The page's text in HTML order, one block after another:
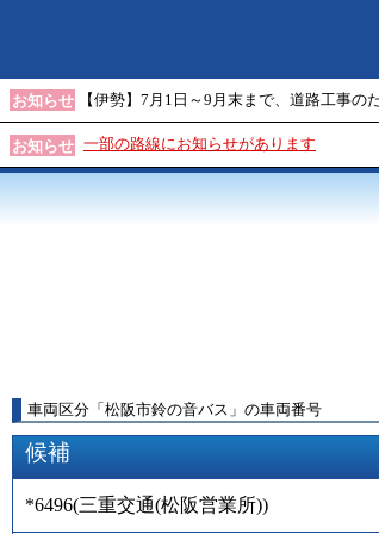
お知らせ 【伊勢】7月1日～9月末まで、道路工事の
お知らせ 一部の路線にお知らせがあります
車両区分 「 松阪市鈴の音バス 」 の車両番号
候補
*6496(三重交通(松阪営業所))